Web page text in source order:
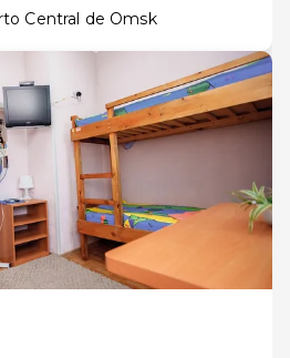
Central de Omsk